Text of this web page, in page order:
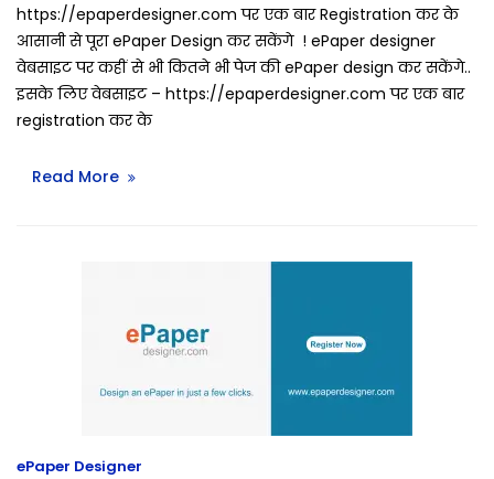
https://epaperdesigner.com पर एक बार Registration कर के
आसानी से पूरा ePaper Design कर सकेंगे ! ePaper designer
वेबसाइट पर कहीं से भी कितने भी पेज की ePaper design कर सकेंगे..
इसके लिए वेबसाइट – https://epaperdesigner.com पर एक बार
registration कर के
Read More
ePaper Designer